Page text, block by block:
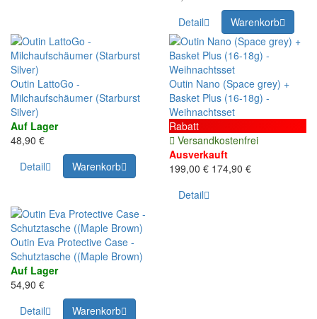
Detail
Warenkorb
Outin LattoGo -
Milchaufschäumer (Starburst
Silver)
Auf Lager
48,90 €
Detail
Warenkorb
Outin Nano (Space grey) +
Basket Plus (16-18g) -
Weihnachtsset
Rabatt
Versandkostenfrei
Ausverkauft
199,00 € 174,90 €
Detail
Outin Eva Protective Case -
Schutztasche ((Maple Brown)
Auf Lager
54,90 €
Detail
Warenkorb